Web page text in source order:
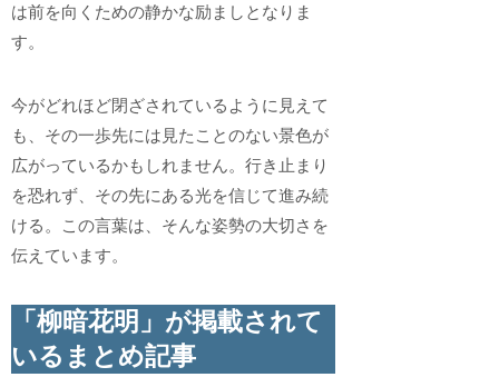
は前を向くための静かな励ましとなりま
す。
今がどれほど閉ざされているように見えて
も、その一歩先には見たことのない景色が
広がっているかもしれません。行き止まり
を恐れず、その先にある光を信じて進み続
ける。この言葉は、そんな姿勢の大切さを
伝えています。
「柳暗花明」が掲載されて
いるまとめ記事